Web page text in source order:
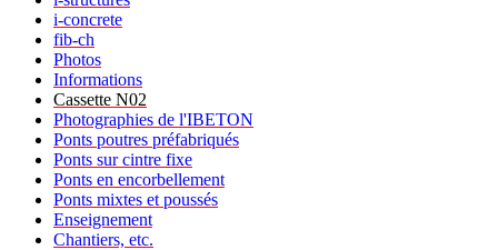
i-concrete
fib-ch
Photos
Informations
Cassette N02
Photographies de l'IBETON
Ponts poutres préfabriqués
Ponts sur cintre fixe
Ponts en encorbellement
Ponts mixtes et poussés
Enseignement
Chantiers, etc.